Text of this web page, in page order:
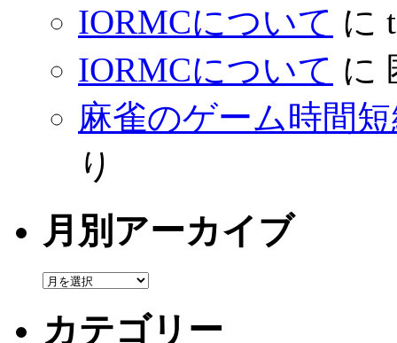
IORMCについて に
IORMCについて に
麻雀のゲーム時間
り
月別アーカイブ
カテゴリー